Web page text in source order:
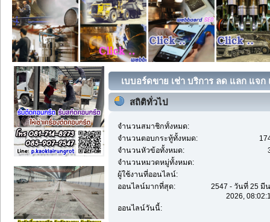
เบบอร์ดขาย เช่า บริการ ลด แลก แจ
สถิติทั่วไป
จำนวนสมาชิกทั้งหมด:
จำนวนตอบกระทู้ทั้งหมด:
จำนวนหัวข้อทั้งหมด:
จำนวนหมวดหมู่ทั้งหมด:
ผู้ใช้งานที่ออนไลน์:
ออนไลน์มากที่สุด:
2547 - วันที่ 25 มี
2026,
ออนไลน์วันนี้: